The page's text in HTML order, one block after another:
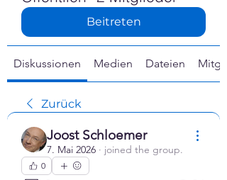
Beitreten
Diskussionen Medien Dateien
Zurück
Joost Schloemer
7. Mai 2026 · joined the group.
0